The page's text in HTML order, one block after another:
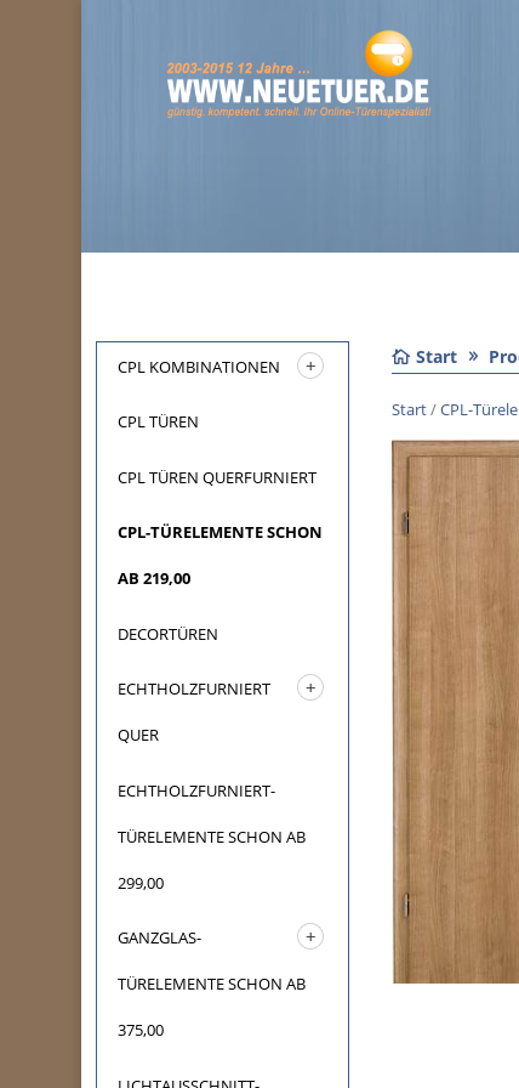
CPL KOMBINATIONEN
CPL TÜREN
CPL TÜREN QUERFURNIERT
CPL-TÜRELEMENTE SCHON
AB 219,00
DECORTÜREN
ECHTHOLZFURNIERT
QUER
ECHTHOLZFURNIERT-
TÜRELEMENTE SCHON AB
299,00
GANZGLAS-
TÜRELEMENTE SCHON AB
375,00
Start
Start/CPL-